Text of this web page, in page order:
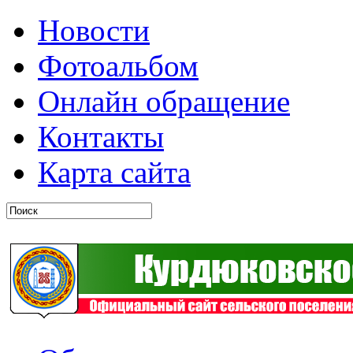
Новости
Фотоальбом
Онлайн обращение
Контакты
Карта сайта